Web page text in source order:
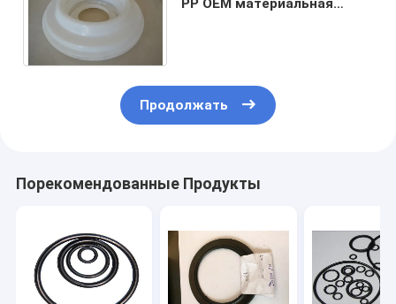
Продолжать
Порекомендованные Продукты